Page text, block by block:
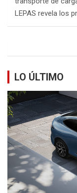
LEPAS revela los
LO ÚLTIMO